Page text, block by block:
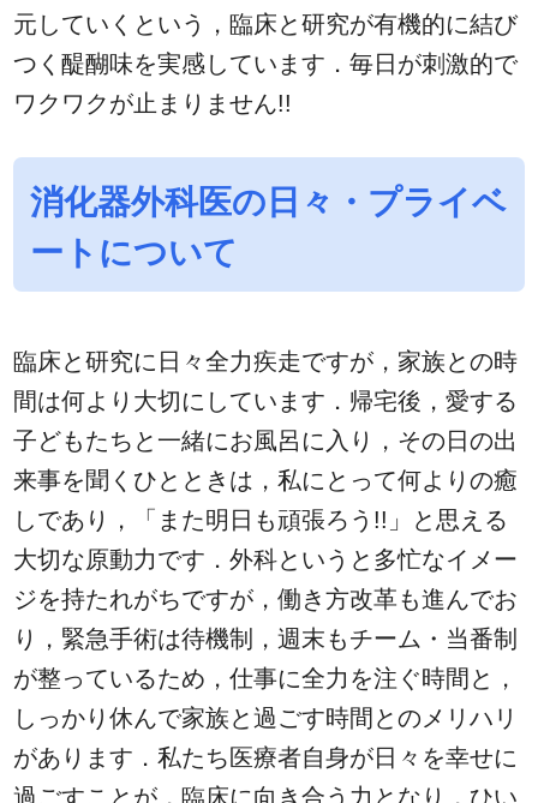
元していくという，臨床と研究が有機的に結び
つく醍醐味を実感しています．毎日が刺激的で
ワクワクが止まりません!!
消化器外科医の日々・プライベ
ートについて
臨床と研究に日々全力疾走ですが，家族との時
間は何より大切にしています．帰宅後，愛する
子どもたちと一緒にお風呂に入り，その日の出
来事を聞くひとときは，私にとって何よりの癒
しであり，「また明日も頑張ろう!!」と思える
大切な原動力です．外科というと多忙なイメー
ジを持たれがちですが，働き方改革も進んでお
り，緊急手術は待機制，週末もチーム・当番制
が整っているため，仕事に全力を注ぐ時間と，
しっかり休んで家族と過ごす時間とのメリハリ
があります．私たち医療者自身が日々を幸せに
過ごすことが，臨床に向き合う力となり，ひい